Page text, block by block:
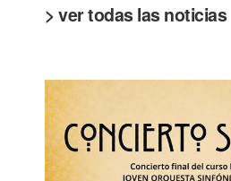
> ver todas las noticias